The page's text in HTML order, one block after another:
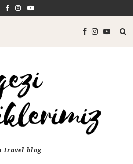
travel blog